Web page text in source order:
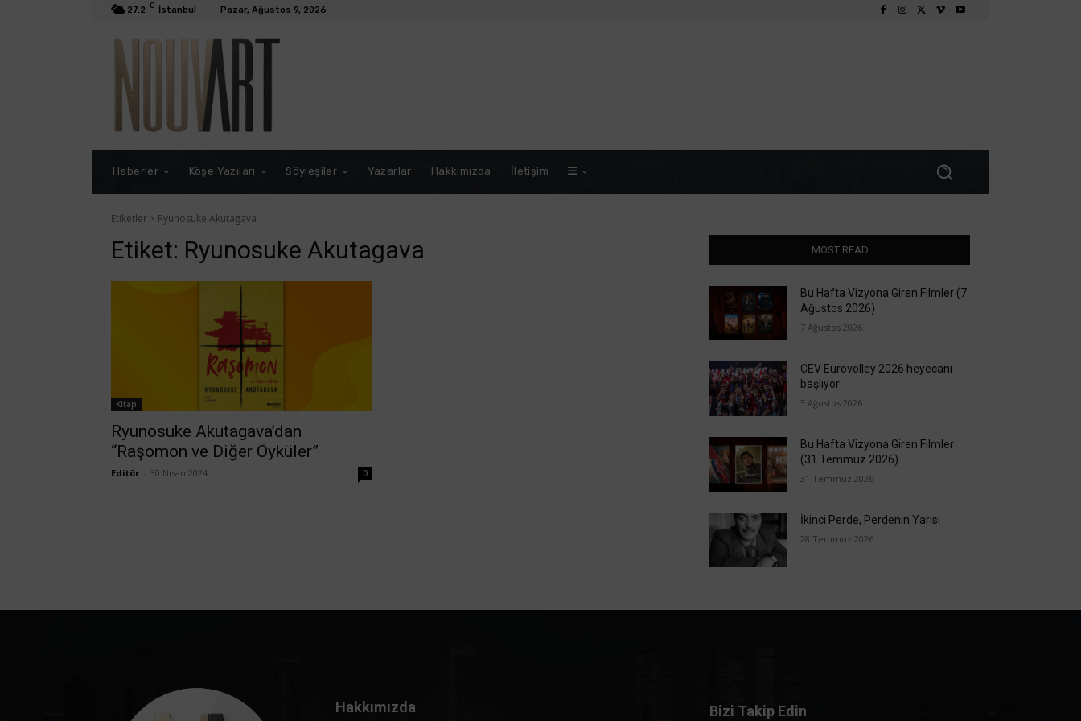
27.2 C İstanbul Pazar, Ağustos 9, 2026
Haberler Köşe Yazıları Söyleşiler Yazarlar Hakkımızda İletişim
Etiketler Ryunosuke Akutagava
Etiket: Ryunosuke Akutagava
Kitap
Ryunosuke Akutagava’dan
“Raşomon ve Diğer Öyküler”
Editör 30 Nisan 2024 0
MOST READ
Bu Hafta Vizyona Giren Filmler (7
Ağustos 2026)
7 Ağustos 2026
CEV Eurovolley 2026 heyecanı
başlıyor
3 Ağustos 2026
Bu Hafta Vizyona Giren Filmler
(31 Temmuz 2026)
31 Temmuz 2026
İkinci Perde, Perdenin Yarısı
28 Temmuz 2026
Hakkımızda Bizi Takip Edin